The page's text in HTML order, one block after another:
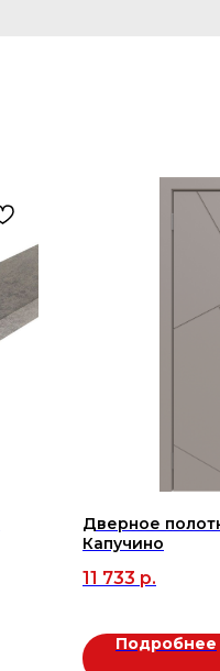
Дверное
Капучино
11 733 р.
Подробнее